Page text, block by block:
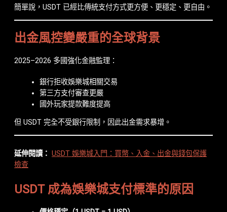
簡單說，USDT 已經比傳統支付方式更方便、更穩定、更自由。
出金風控變嚴重的全球背景
2025–2026 多國強化金融監理：
銀行拒收娛樂城相關交易
第三方支付審查更嚴
國外玩家提款難度提高
但 USDT 完全不受銀行限制，因此出金需求暴增。
延伸閱讀： USDT 娛樂城入門：買幣、入金、出金與錢包保護
檢查
USDT 成為娛樂城支付標準的原因